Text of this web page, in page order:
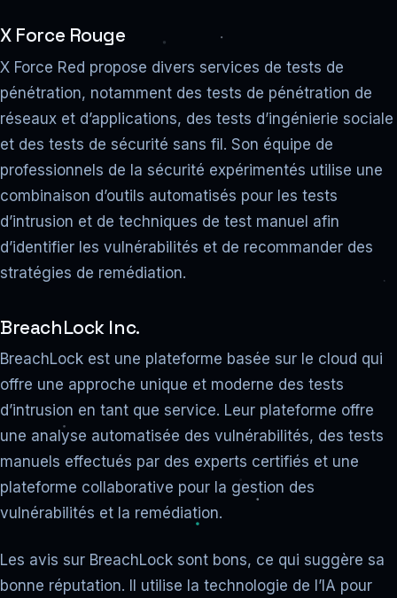
X Force Rouge
X Force Red propose divers services de tests de
pénétration, notamment des tests de pénétration de
réseaux et d’applications, des tests d’ingénierie sociale
et des tests de sécurité sans fil. Son équipe de
professionnels de la sécurité expérimentés utilise une
combinaison d’outils automatisés pour les tests
d’intrusion et de techniques de test manuel afin
d’identifier les vulnérabilités et de recommander des
stratégies de remédiation.
BreachLock Inc.
BreachLock est une plateforme basée sur le cloud qui
offre une approche unique et moderne des tests
d’intrusion en tant que service. Leur plateforme offre
une analyse automatisée des vulnérabilités, des tests
manuels effectués par des experts certifiés et une
plateforme collaborative pour la gestion des
vulnérabilités et la remédiation.
Les avis sur BreachLock sont bons, ce qui suggère sa
bonne réputation. Il utilise la technologie de l’IA pour